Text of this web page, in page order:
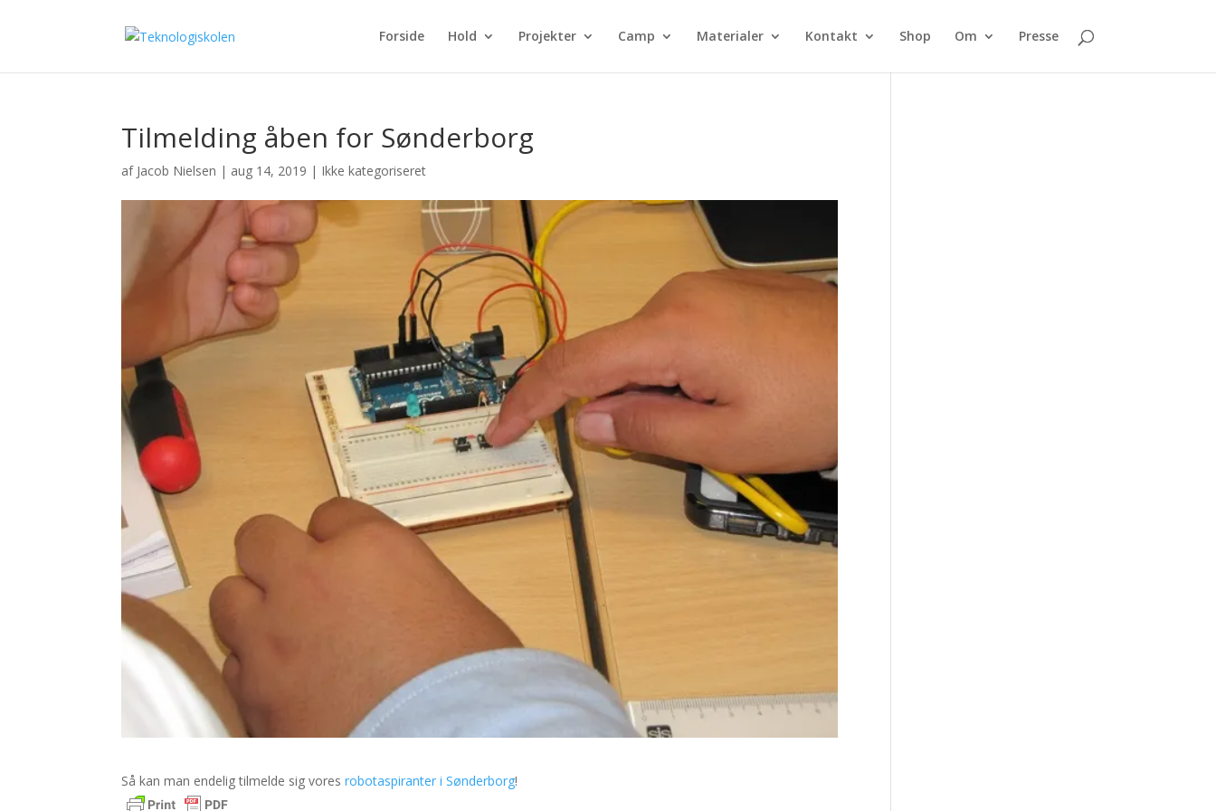
Forside Hold Projekter Camp Materialer Kontakt Shop Om Presse
Tilmelding åben for Sønderborg
af Jacob Nielsen | aug 14, 2019 | Ikke kategoriseret
Så kan man endelig tilmelde sig voresrobotaspiranter i Sønderborg!